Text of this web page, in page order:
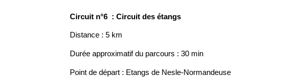
Circuit n°6 : Circuit des étangs
Distance : 5 km
Durée approximatif du parcours : 30 min
Point de départ : Etangs de Nesle-Normandeuse